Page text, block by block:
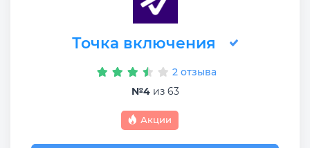
Точка включения
2 отзыва
№4из 63
Акции